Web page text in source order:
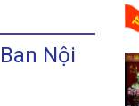
Nội